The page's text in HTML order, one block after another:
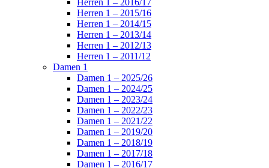
Herren 1 – 2016/17
Herren 1 – 2015/16
Herren 1 – 2014/15
Herren 1 – 2013/14
Herren 1 – 2012/13
Herren 1 – 2011/12
Damen 1
Damen 1 – 2025/26
Damen 1 – 2024/25
Damen 1 – 2023/24
Damen 1 – 2022/23
Damen 1 – 2021/22
Damen 1 – 2019/20
Damen 1 – 2018/19
Damen 1 – 2017/18
Damen 1 – 2016/17